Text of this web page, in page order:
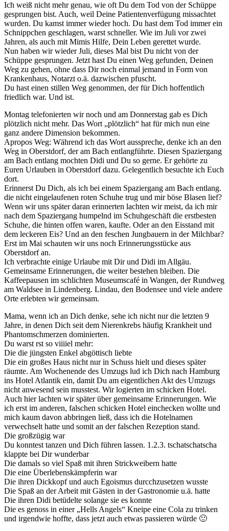
Ich weiß nicht mehr genau, wie oft Du dem Tod von der Schüppe
gesprungen bist. Auch, weil Deine Patientenverfügung missachtet
wurden. Du kamst immer wieder hoch. Du hast dem Tod immer ein
Schnippchen geschlagen, warst schneller. Wie im Juli vor zwei
Jahren, als auch mit Mimis Hilfe, Dein Leben gerettet wurde.
Nun haben wir wieder Juli, dieses Mal bist Du nicht von der
Schüppe gesprungen. Jetzt hast Du einen Weg gefunden, Deinen
Weg zu gehen, ohne dass Dir noch einmal jemand in Form von
Krankenhaus, Notarzt o.ä. dazwischen pfuscht.
Du hast einen stillen Weg genommen, der für Dich hoffentlich
friedlich war. Und ist.
Montag telefonierten wir noch und am Donnerstag gab es Dich
plötzlich nicht mehr. Das Wort „plötzlich“ hat für mich nun eine
ganz andere Dimension bekommen.
Apropos Weg: Während ich das Wort ausspreche, denke ich an den
Weg in Oberstdorf, der am Bach entlangführte. Diesen Spaziergang
am Bach entlang mochten Didi und Du so gerne. Er gehörte zu
Euren Urlauben in Oberstdorf dazu. Gelegentlich besuchte ich Euch
dort.
Erinnerst Du Dich, als ich bei einem Spaziergang am Bach entlang.
die nicht eingelaufenen roten Schuhe trug und mir böse Blasen lief?
Wenn wir uns später daran erinnerten lachten wir meist, da ich mir
nach dem Spaziergang humpelnd im Schuhgeschäft die erstbesten
Schuhe, die hinten offen waren, kaufte. Oder an den Eisstand mit
dem leckeren Eis? Und an den feschen Jungbauern in der Milchbar?
Erst im Mai schauten wir uns noch Erinnerungsstücke aus
Oberstdorf an.
Ich verbrachte einige Urlaube mit Dir und Didi im Allgäu.
Gemeinsame Erinnerungen, die weiter bestehen bleiben. Die
Kaffeepausen im schlichten Museumscafé in Wangen, der Rundweg
am Waldsee in Lindenberg. Lindau, den Bodensee und viele andere
Orte erlebten wir gemeinsam.
Mama, wenn ich an Dich denke, sehe ich nicht nur die letzten 9
Jahre, in denen Dich seit dem Nierenkrebs häufig Krankheit und
Phantomschmerzen dominierten.
Du warst rst so viiiiel mehr:
Die die jüngsten Enkel abgöttisch liebte
Die ein großes Haus nicht nur in Schuss hielt und dieses später
räumte. Am Wochenende des Umzugs lud ich Dich nach Hamburg
ins Hotel Atlantik ein, damit Du am eigentlichen Akt des Umzugs
nicht anwesend sein musstest. Wir logierten im schicken Hotel.
Auch hier lachten wir später über gemeinsame Erinnerungen. Wie
ich erst im anderen, falschen schicken Hotel einchecken wollte und
mich kaum davon abbringen ließ, dass ich die Hotelnamen
verwechselt hatte und somit an der falschen Rezeption stand.
Die großzügig war
Du konntest tanzen und Dich führen lassen. 1.2.3. tschatschatscha
klappte bei Dir wunderbar
Die damals so viel Spaß mit ihren Strickweibern hatte
Die eine Überlebenskämpferin war
Die ihren Dickkopf und auch Egoismus durcchzusetzen wusste
Die Spaß an der Arbeit mit Gästen in der Gastronomie u.ä. hatte
Die ihren Didi betüdelte solange sie es konnte
Die es genoss in einer „Hells Angels“ Kneipe eine Cola zu trinken
und irgendwie hoffte, dass jetzt auch etwas passieren würde 🙂